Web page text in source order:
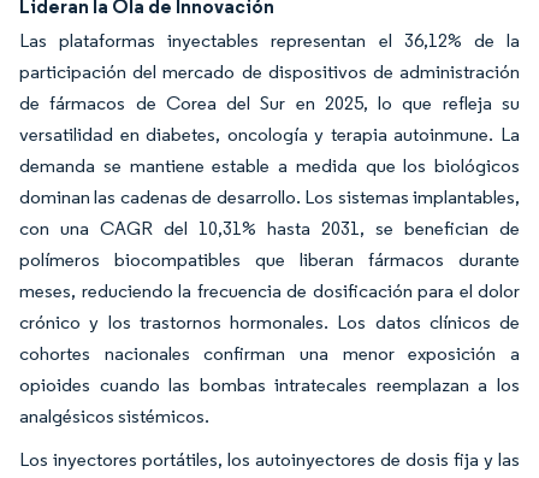
Lideran la Ola de Innovación
Las plataformas inyectables representan el 36,12% de la
participación del mercado de dispositivos de administración
de fármacos de Corea del Sur en 2025, lo que refleja su
versatilidad en diabetes, oncología y terapia autoinmune. La
demanda se mantiene estable a medida que los biológicos
dominan las cadenas de desarrollo. Los sistemas implantables,
con una CAGR del 10,31% hasta 2031, se benefician de
polímeros biocompatibles que liberan fármacos durante
meses, reduciendo la frecuencia de dosificación para el dolor
crónico y los trastornos hormonales. Los datos clínicos de
cohortes nacionales confirman una menor exposición a
opioides cuando las bombas intratecales reemplazan a los
analgésicos sistémicos.
Los inyectores portátiles, los autoinyectores de dosis fija y las